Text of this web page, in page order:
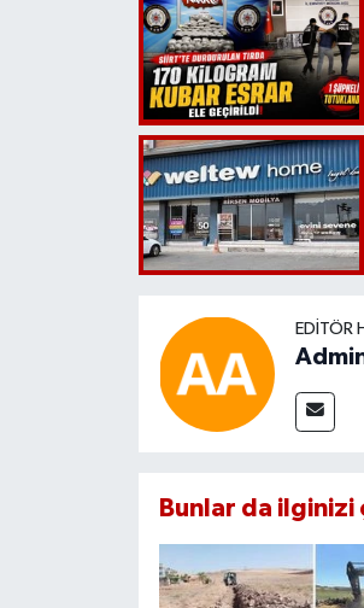
EDITÖR
Bunlar da ilginizi